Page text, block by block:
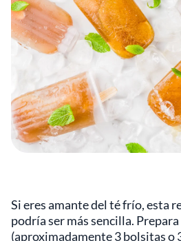
Si eres amante del té frío, esta
podría ser más sencilla. Prepara
(aproximadamente 3 bolsitas o